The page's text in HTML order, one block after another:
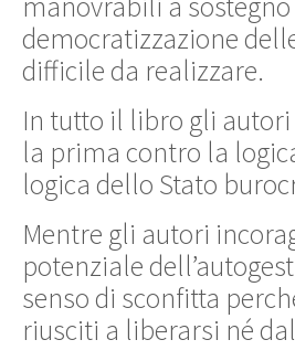
democratizzazione
difficile da realizzare.
In tutto il libro gli
la prima contro la
logica dello Stato
Mentre gli autori
potenziale
senso di sconfitta
riusciti a liberarsi né